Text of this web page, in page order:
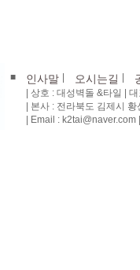
■ 인사말 오시는길
| 상호 : 대성벽돌 &타일 |
| 본사 : 전라북도 김제시
| Email :